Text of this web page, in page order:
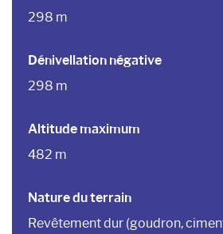
298 m
Dénivellation négative
298 m
Altitude maximum
482 m
Nature du terrain
Revêtement dur (goudron,